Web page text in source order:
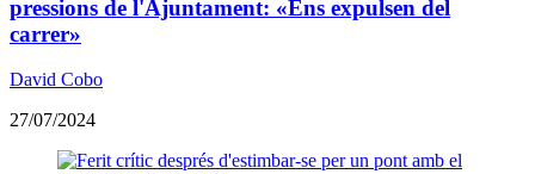
pressions de l'Ajuntament: «Ens expulsen del
carrer»
David Cobo
27/07/2024